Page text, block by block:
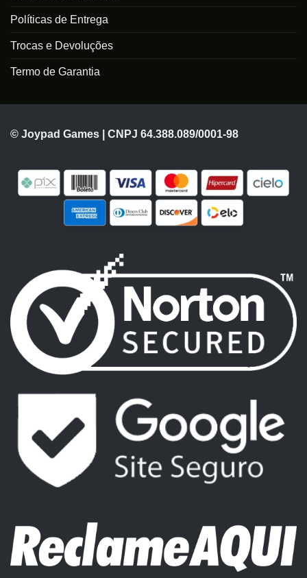
Políticas de Entrega
Trocas e Devoluções
Termo de Garantia
© Joypad Games | CNPJ 64.388.089/0001-98